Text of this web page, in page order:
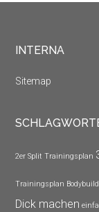
INTERNA
Sitemap
2er Split Trainingsplan
Trainingsplan
Dick machen